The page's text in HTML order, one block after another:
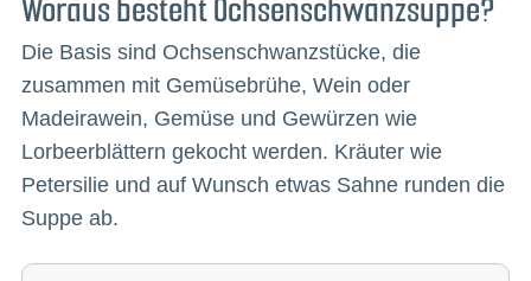
Woraus besteht Ochsenschwanzsuppe?
Die Basis sind Ochsenschwanzstücke, die
zusammen mit Gemüsebrühe, Wein oder
Madeirawein, Gemüse und Gewürzen wie
Lorbeerblättern gekocht werden. Kräuter wie
Petersilie und auf Wunsch etwas Sahne runden die
Suppe ab.